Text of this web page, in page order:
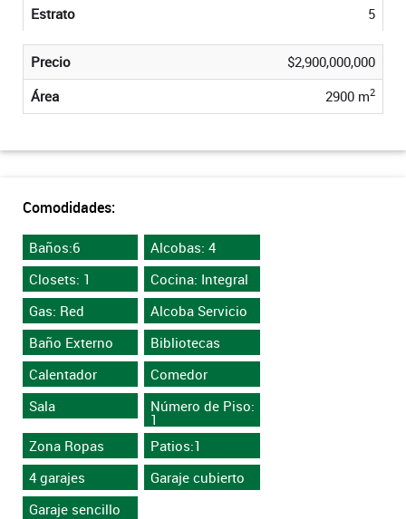
Estrato
5
Precio
$2,900,000,000
Área
2900 m2
Comodidades:
Baños:6
Alcobas: 4
Closets: 1
Cocina: Integral
Gas: Red
Alcoba Servicio
Baño Externo
Bibliotecas
Calentador
Comedor
Sala
Número de Piso:
1
Zona Ropas
Patios:1
4 garajes
Garaje cubierto
Garaje sencillo